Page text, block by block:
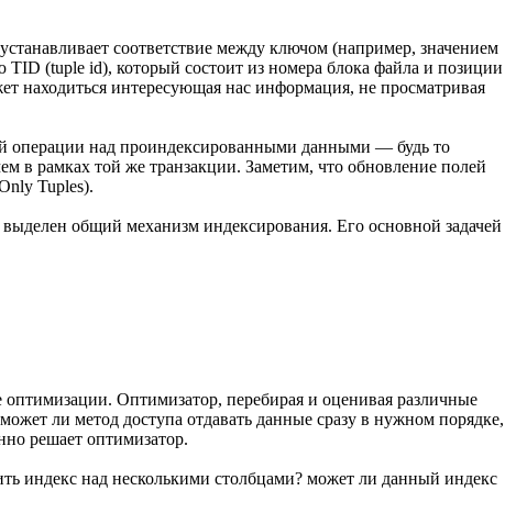
соответствие между ключом (например, значением
(tuple id), который состоит из номера блока файла и позиции
находиться интересующая нас информация, не просматривая
операции над проиндексированными данными — будь то
в рамках той же транзакции. Заметим, что обновление полей
Tuples).
общий механизм индексирования. Его основной задачей
Оптимизатор, перебирая и оценивая различные
ли метод доступа отдавать данные сразу в нужном порядке,
решает оптимизатор.
индекс над несколькими столбцами? может ли данный индекс